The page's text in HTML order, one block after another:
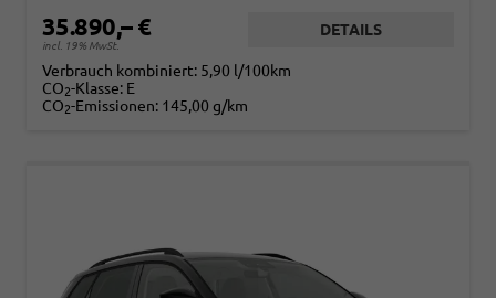
35.890,– €
incl. 19% MwSt.
DETAILS
Verbrauch kombiniert: 5,90 l/100km
CO2-Klasse: E
CO2-Emissionen: 145,00 g/km